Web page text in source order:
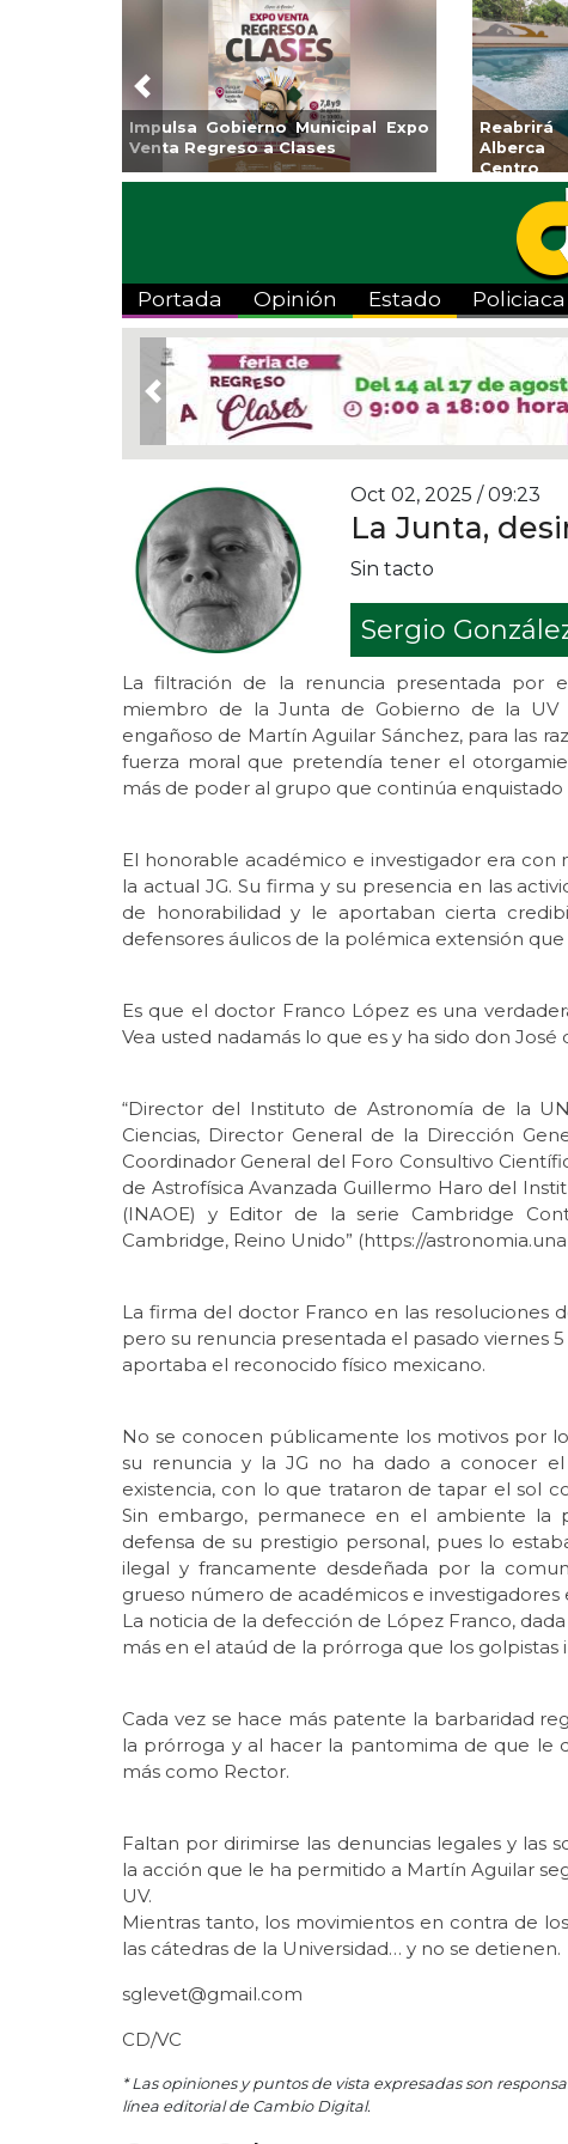
Impulsa Gobierno Municipal Expo
Venta Regreso a Clases
Alberca
Centro
Previous
Portada Opinión Estado Policiaca
Previous
Oct 02, 2025 / 09:23
La Junta,
Sin tacto
Sergio
La filtración de la renuncia presentada por
miembro de la Junta de Gobierno de la UV
engañoso de Martín Aguilar Sánchez, para las
fuerza moral que pretendía tener el
más de poder al grupo que continúa enquistado
El honorable académico e investigador era
la actual JG. Su firma y su presencia en las
de honorabilidad y le aportaban cierta
defensores áulicos de la polémica extensión
Es que el doctor Franco López es una
Vea usted nadamás lo que es y ha sido don José
“Director del Instituto de Astronomía de la
Ciencias, Director General de la Dirección
Coordinador General del Foro Consultivo
de Astrofísica Avanzada Guillermo Haro del
(INAOE) y Editor de la serie Cambridge
Cambridge, Reino Unido” (https://
La firma del doctor Franco en las resoluciones
pero su renuncia presentada el pasado viernes
aportaba el reconocido físico mexicano.
No se conocen públicamente los motivos por
su renuncia y la JG no ha dado a conocer
existencia, con lo que trataron de tapar el sol
Sin embargo, permanece en el ambiente
defensa de su prestigio personal, pues lo
ilegal y francamente desdeñada por la
grueso número de académicos e investigadores
La noticia de la defección de López Franco,
más en el ataúd de la prórroga que los golpistas
Cada vez se hace más patente la barbaridad
la prórroga y al hacer la pantomima de que le
más como Rector.
Faltan por dirimirse las denuncias legales y las
la acción que le ha permitido a Martín Aguilar
UV.
Mientras tanto, los movimientos en contra de
las cátedras de la Universidad… y no se detienen.
sglevet@gmail.com
CD/VC
* Las opiniones y puntos de vista expresadas son
línea editorial de Cambio Digital.